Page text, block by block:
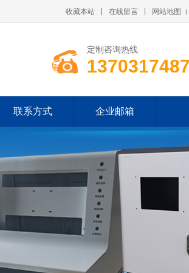
收藏本站 在线留言 网站地图 （
定制咨询热线
联系方式 企业邮箱